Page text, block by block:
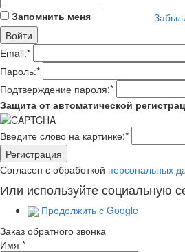
Запомнить меня
Email:*
Пароль:*
Подтверждение пароля:*
Защита от автоматической
Введите слово на картинке:*
Согласен с обработкой персональных
Или используйте социальную
Продолжить с Google
Заказ обратного звонка
Имя *